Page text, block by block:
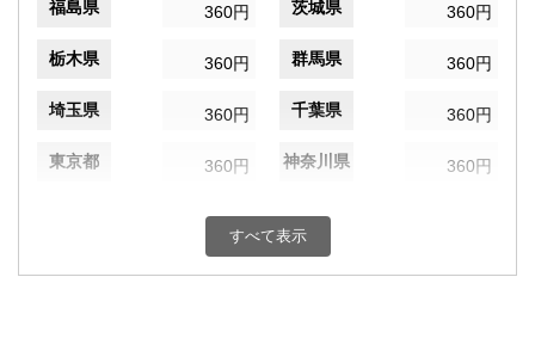
福島県 360円 茨城県 360円
栃木県 360円 群馬県 360円
埼玉県 360円 千葉県 360円
東京都 360円 神奈川県 360円
360円 富山県
すべて表示